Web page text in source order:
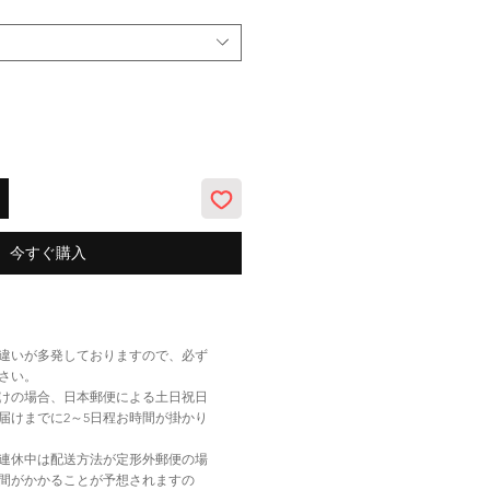
今すぐ購入
いが多発しておりますので、必ず
い。
の場合、日本郵便による土日祝日
けまでに2～5日程お時間が掛かり
休中は配送方法が定形外郵便の場
がかかることが予想されますの